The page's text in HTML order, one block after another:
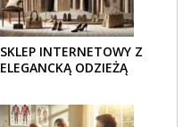
SKLEP INTERNETOWY Z
ELEGANCKĄ ODZIEŻĄ